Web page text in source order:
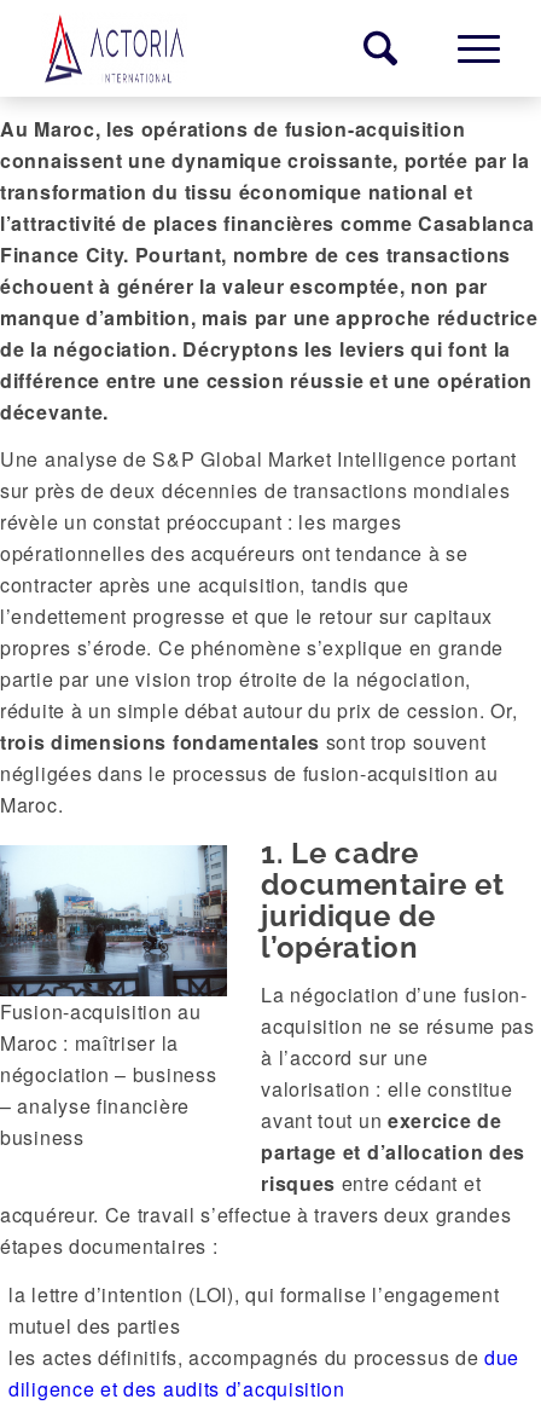
Au Maroc, les opérations de fusion-acquisition
connaissent une dynamique croissante, portée par la
transformation du tissu économique national et
l’attractivité de places financières comme Casablanca
Finance City. Pourtant, nombre de ces transactions
échouent à générer la valeur escomptée, non par
manque d’ambition, mais par une approche réductrice
de la négociation. Décryptons les leviers qui font la
différence entre une cession réussie et une opération
décevante.
Une analyse de S&P Global Market Intelligence portant
sur près de deux décennies de transactions mondiales
révèle un constat préoccupant : les marges
opérationnelles des acquéreurs ont tendance à se
contracter après une acquisition, tandis que
l’endettement progresse et que le retour sur capitaux
propres s’érode. Ce phénomène s’explique en grande
partie par une vision trop étroite de la négociation,
réduite à un simple débat autour du prix de cession. Or,
trois dimensions fondamentales sont trop souvent
négligées dans le processus de fusion-acquisition au
Maroc.
Fusion-acquisition au
Maroc : maîtriser la
négociation – business
– analyse financière
business
1. Le cadre
documentaire et
juridique de
l’opération
La négociation d’une fusion-
acquisition ne se résume pas
à l’accord sur une
valorisation : elle constitue
avant tout un exercice de
partage et d’allocation des
risques entre cédant et
acquéreur. Ce travail s’effectue à travers deux grandes
étapes documentaires :
la lettre d’intention (LOI), qui formalise l’engagement
mutuel des parties
les actes définitifs, accompagnés du processus dedue
diligence et des audits d’acquisition